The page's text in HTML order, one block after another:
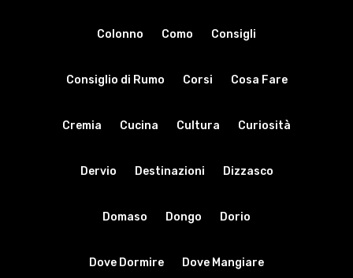
Colonno Como Consigli
Consiglio di Rumo Corsi Cosa Fare
Cremia Cucina Cultura Curiosità
Dervio Destinazioni Dizzasco
Domaso Dongo Dorio
Dove Dormire Dove Mangiare